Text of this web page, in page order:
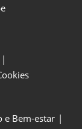
e Bem-estar